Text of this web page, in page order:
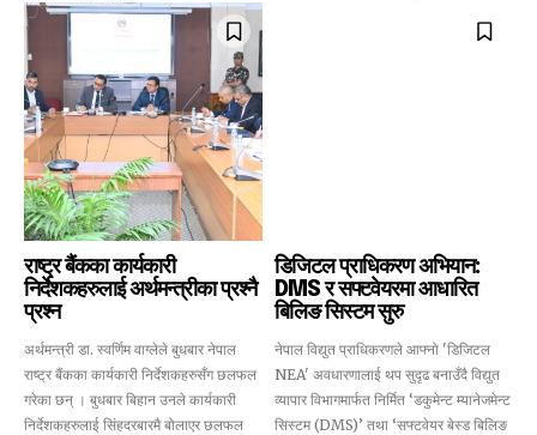
राष्ट्र बैंकका कार्यकारी
निर्देशकहरुलाई अर्थमन्त्रीका प्रश्नै
प्रश्न
अर्थमन्त्री डा. स्वर्णिम वाग्लेले बुधबार नेपाल
राष्ट्र बैंकका कार्यकारी निर्देशकहरुसँग छलफल
गरेका छन् । बुधबार बिहान उनले कार्यकारी
निर्देशकहरुलाई सिंहदरबारमै बोलाएर छलफल
डिजिटल प्राधिकरण अभियान:
DMS र सफ्टवेयरमा आधारित
बिलिङ सिस्टम सुरु
नेपाल विद्युत प्राधिकरणले आफ्नो 'डिजिटल
NEA' अवधारणालाई थप सुदृढ बनाउँदै विद्युत
व्यापार विभागमार्फत निर्मित ‘डकुमेन्ट म्यानेजमेन्ट
सिस्टम (DMS)’ तथा ‘सफ्टवेयर बेस्ड बिलिङ